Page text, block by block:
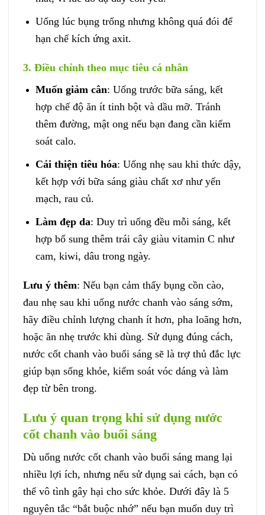
Uống lúc bụng trống nhưng không quá đói để
hạn chế kích ứng axit.
3. Điều chỉnh theo mục tiêu cá nhân
Muốn giảm cân: Uống trước bữa sáng, kết
hợp chế độ ăn ít tinh bột và dầu mỡ. Tránh
thêm đường, mật ong nếu bạn đang cần kiểm
soát calo.
Cải thiện tiêu hóa: Uống nhẹ sau khi thức dậy,
kết hợp với bữa sáng giàu chất xơ như yến
mạch, rau củ.
Làm đẹp da: Duy trì uống đều mỗi sáng, kết
hợp bổ sung thêm trái cây giàu vitamin C như
cam, kiwi, dâu trong ngày.
Lưu ý thêm: Nếu bạn cảm thấy bụng cồn cào,
đau nhẹ sau khi uống nước chanh vào sáng sớm,
hãy điều chỉnh lượng chanh ít hơn, pha loãng hơn,
hoặc ăn nhẹ trước khi dùng. Sử dụng đúng cách,
nước cốt chanh vào buổi sáng sẽ là trợ thủ đắc lực
giúp bạn sống khỏe, kiểm soát vóc dáng và làm
đẹp từ bên trong.
Lưu ý quan trọng khi sử dụng nước
cốt chanh vào buổi sáng
Dù uống nước cốt chanh vào buổi sáng mang lại
nhiều lợi ích, nhưng nếu sử dụng sai cách, bạn có
thể vô tình gây hại cho sức khỏe. Dưới đây là 5
nguyên tắc “bắt buộc nhớ” nếu bạn muốn duy trì